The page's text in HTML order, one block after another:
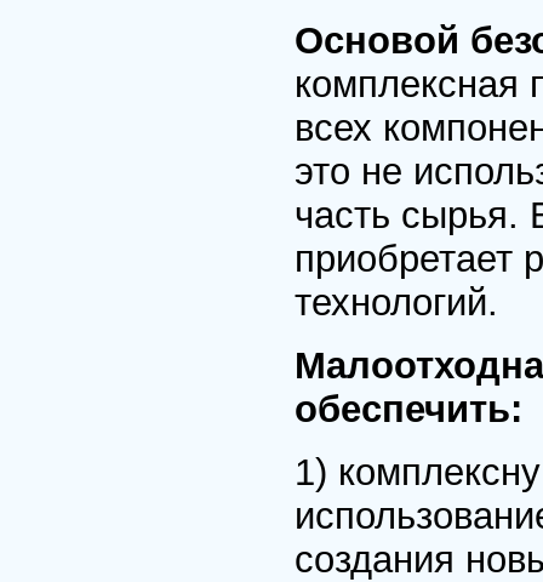
Основой
комплексная
всех
это не
часть сырья.
приобретает
технологий.
обеспечить:
1)
создания